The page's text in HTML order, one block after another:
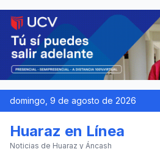
domingo, 9 de agosto de 2026
Huaraz en Línea
Noticias de Huaraz y Áncash